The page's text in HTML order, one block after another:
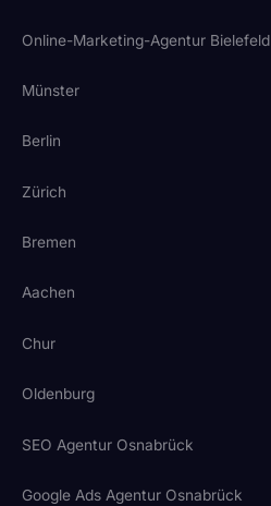
Online-Marketing-Agentur Bielefeld
Münster
Berlin
Zürich
Bremen
Aachen
Chur
Oldenburg
SEO Agentur Osnabrück
Google Ads Agentur Osnabrück